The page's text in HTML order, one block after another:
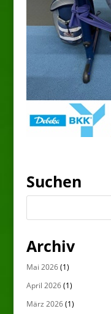
Suchen
Archiv
Mai 2026(1)
April 2026(1)
März 2026(1)